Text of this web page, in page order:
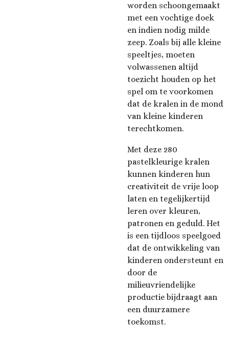
worden schoongemaakt
met een vochtige doek
en indien nodig milde
zeep. Zoals bij alle kleine
speeltjes, moeten
volwassenen altijd
toezicht houden op het
spel om te voorkomen
dat de kralen in de mond
van kleine kinderen
terechtkomen.
Met deze 280
pastelkleurige kralen
kunnen kinderen hun
creativiteit de vrije loop
laten en tegelijkertijd
leren over kleuren,
patronen en geduld. Het
is een tijdloos speelgoed
dat de ontwikkeling van
kinderen ondersteunt en
door de
milieuvriendelijke
productie bijdraagt ​​aan
een duurzamere
toekomst.